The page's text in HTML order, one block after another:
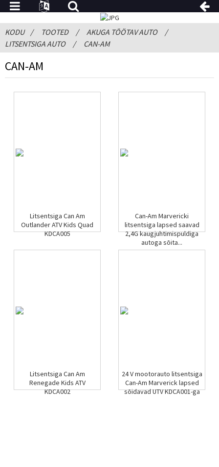
KODU TOOTED
AKUGA TÖÖTAV AUTO
LITSENTSIGA AUTO
CAN-AM
CAN-AM
Litsentsiga Can Am
Outlander ATV Kids Quad
KDCA005
Can-Am Marvericki
litsentsiga lapsed saavad
2,4G kaugjuhtimispuldiga
autoga sõita...
Litsentsiga Can Am
Renegade Kids ATV
KDCA002
24 V mootorauto litsentsiga
Can-Am Marverick lapsed
sõidavad UTV KDCA001-ga